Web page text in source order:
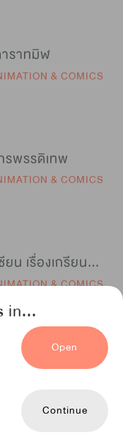
in...
Open
Continue
ราทมิฬ
& COMICS
รพรรดิเทพ
& COMICS
เรื่องแถผมเซียน เรื่องเกรียนผมเทพ
& COMICS
ราชาอมตะ